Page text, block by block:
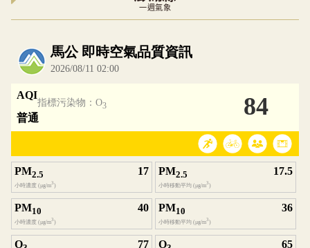
一週氣象
內嵌空氣品質小工具為視覺預覽，完整即時空